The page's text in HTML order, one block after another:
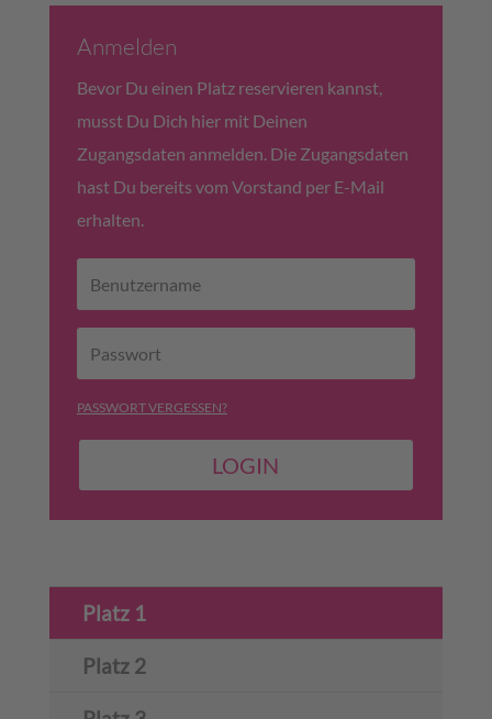
Anmelden
Bevor Du einen Platz reservieren kannst,
musst Du Dich hier mit Deinen
Zugangsdaten anmelden. Die Zugangsdaten
hast Du bereits vom Vorstand per E-Mail
erhalten.
PASSWORT VERGESSEN?
LOGIN
Platz 1
Platz 2